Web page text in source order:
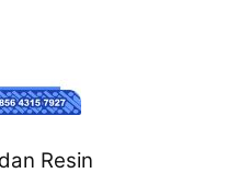
Resin